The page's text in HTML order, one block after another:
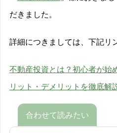
だきました。
詳細につきましては、下記リ
不動産投資とは？初心者が始
リット・デメリットを徹底解